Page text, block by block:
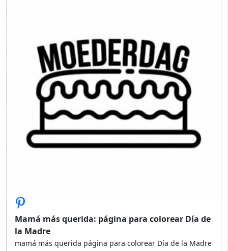
Mamá más querida: página para colorear Día de
la Madre
mamá más querida página para colorear Día de la Madre